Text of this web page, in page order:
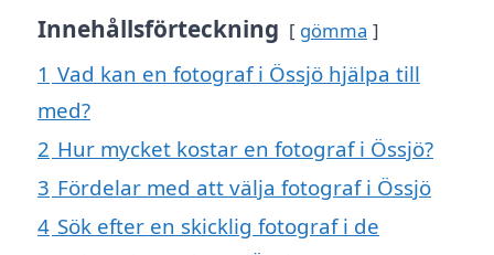
Innehållsförteckning gömma
1 Vad kan en fotograf i Össjö hjälpa till
med?
2 Hur mycket kostar en fotograf i Össjö?
3 Fördelar med att välja fotograf i Össjö
4 Sök efter en skicklig fotograf i de